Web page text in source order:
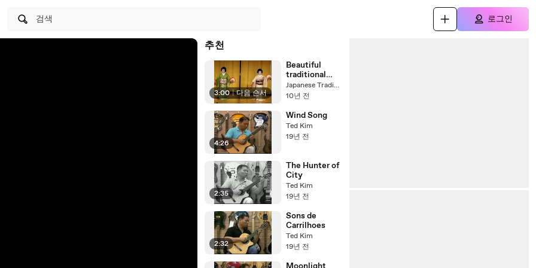
검색 로그인
추천
3:00 | 다음 순서
Beautiful
traditional
Japanese
Dance: Kabuki
Japanese Traditional Dance
10년 전
4:26
Wind Song
Ted Kim
19년 전
2:35
The Hunter of
City
Ted Kim
19년 전
2:32
Sons de
Carrilhoes
Ted Kim
19년 전